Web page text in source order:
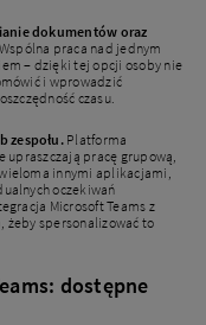
dokumentów oraz
. Wspólna praca nad jednym
– dzięki tej opcji osoby nie
i wprowadzić
czasu.
zespołu.Platforma
pracę grupową,
innymi aplikacjami,
oczekiwań
Microsoft Teams z
żeby spersonalizować to
dostępne